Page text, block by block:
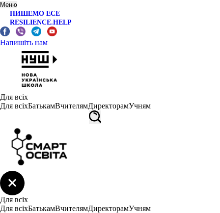
Меню
ПИШЕМО ЕСЕ
RESILIENCE.HELP
Напишіть нам
Для всіх
Для всіхБатькамВчителямДиректорамУчням
Для всіх
Для всіхБатькамВчителямДиректорамУчням